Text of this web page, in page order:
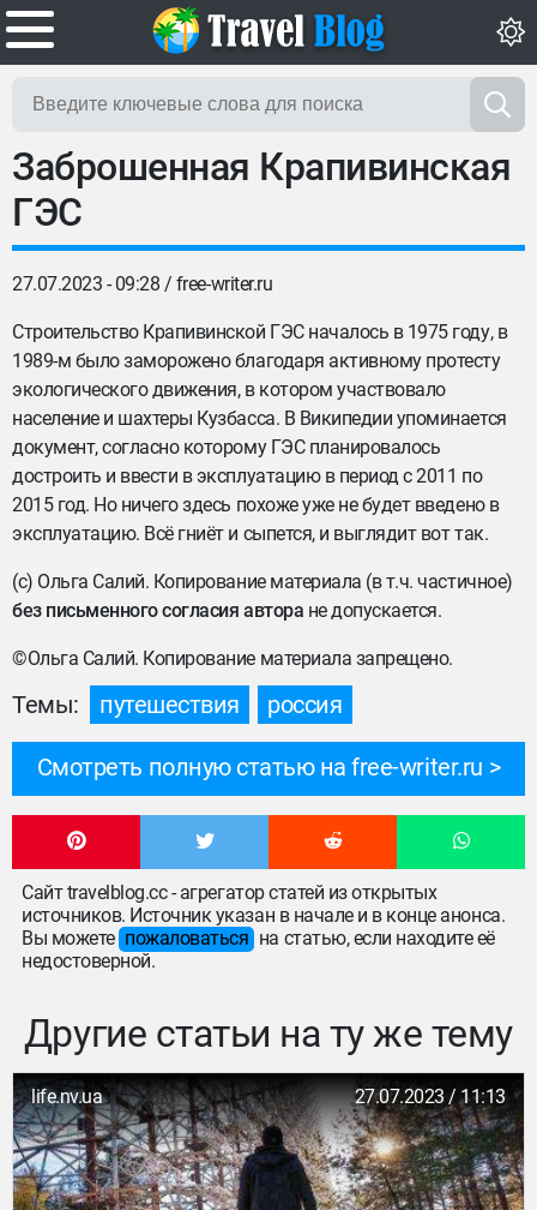
Заброшенная Крапивинская
ГЭС
27.07.2023 - 09:28 / free-writer.ru
Строительство Крапивинской ГЭС началось в 1975 году, в
1989-м было заморожено благодаря активному протесту
экологического движения, в котором участвовало
население и шахтеры Кузбасса. В Википедии упоминается
документ, согласно которому ГЭС планировалось
достроить и ввести в эксплуатацию в период с 2011 по
2015 год. Но ничего здесь похоже уже не будет введено в
эксплуатацию. Всё гниёт и сыпется, и выглядит вот так.
(c) Ольга Салий. Копирование материала (в т.ч. частичное)
без письменного согласия автора не допускается.
©Ольга Салий. Копирование материала запрещено.
Темы: путешествия россия
Смотреть полную статью на free-writer.ru
Сайт travelblog.cc - агрегатор статей из открытых
источников. Источник указан в начале и в конце анонса.
Вы можете пожаловаться на статью, если находите её
недостоверной.
Другие статьи на ту же тему
life.nv.ua 27.07.2023 / 11:13